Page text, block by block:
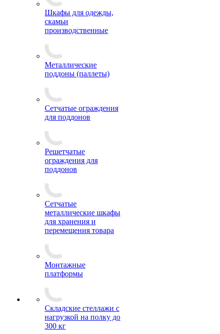
Шкафы для одежды,
скамьи
производственные
Металлические
поддоны (паллеты)
Сетчатые ограждения
для поддонов
Решетчатые
ограждения для
поддонов
Сетчатые
металлические шкафы
для хранения и
перемещения товара
Монтажные
платформы
Складские стеллажи с
нагрузкой на полку до
300 кг